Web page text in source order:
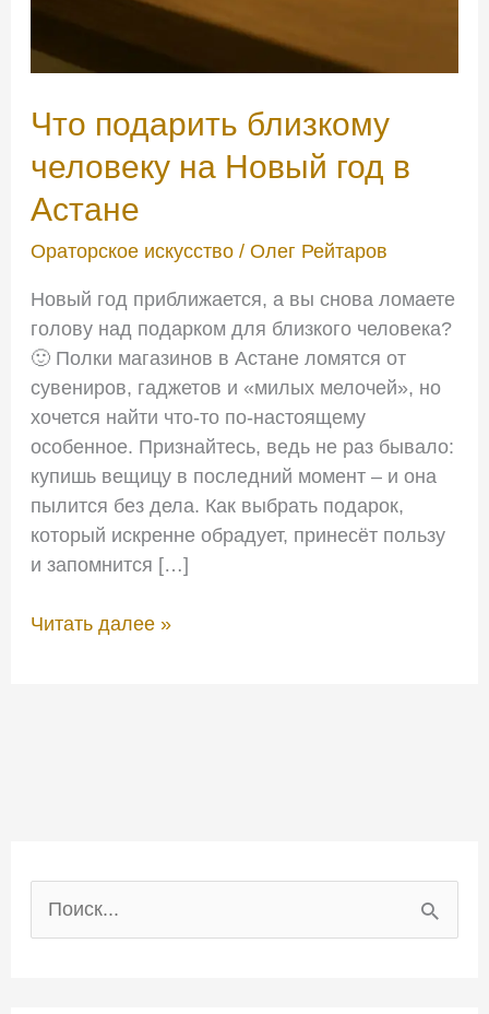
Что подарить близкому
человеку на Новый год в
Астане
Ораторское искусство/ Олег Рейтаров
Новый год приближается, а вы снова ломаете
голову над подарком для близкого человека?
🙂 Полки магазинов в Астане ломятся от
сувениров, гаджетов и «милых мелочей», но
хочется найти что-то по-настоящему
особенное. Признайтесь, ведь не раз бывало:
купишь вещицу в последний момент – и она
пылится без дела. Как выбрать подарок,
который искренне обрадует, принесёт пользу
и запомнится […]
Читать далее »